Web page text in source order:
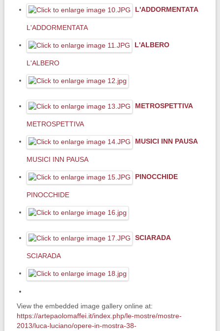
L'ADDORMENTATA
L'ADDORMENTATA
L'ALBERO
L'ALBERO
METROSPETTIVA
METROSPETTIVA
MUSICI INN PAUSA
MUSICI INN PAUSA
PINOCCHIDE
PINOCCHIDE
SCIARADA
SCIARADA
View the embedded image gallery online at:
https://artepaolomaffei.it/index.php/le-mostre/mostre-
2013/luca-luciano/opere-in-mostra-38-